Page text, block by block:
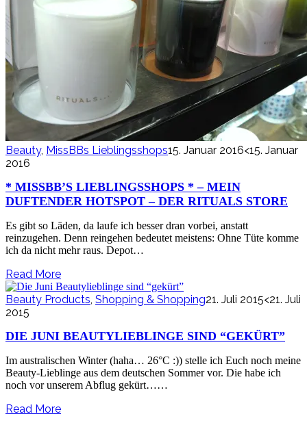
Beauty, MissBBs Lieblingsshops15. Januar 2016<15. Januar
2016
* MISSBB’S LIEBLINGSSHOPS * – MEIN
DUFTENDER HOTSPOT – DER RITUALS STORE
Es gibt so Läden, da laufe ich besser dran vorbei, anstatt
reinzugehen. Denn reingehen bedeutet meistens: Ohne Tüte komme
ich da nicht mehr raus. Depot…
Read More
Beauty Products, Shopping & Shopping21. Juli 2015<21. Juli
2015
DIE JUNI BEAUTYLIEBLINGE SIND “GEKÜRT”
Im australischen Winter (haha… 26°C :)) stelle ich Euch noch meine
Beauty-Lieblinge aus dem deutschen Sommer vor. Die habe ich
noch vor unserem Abflug gekürt……
Read More